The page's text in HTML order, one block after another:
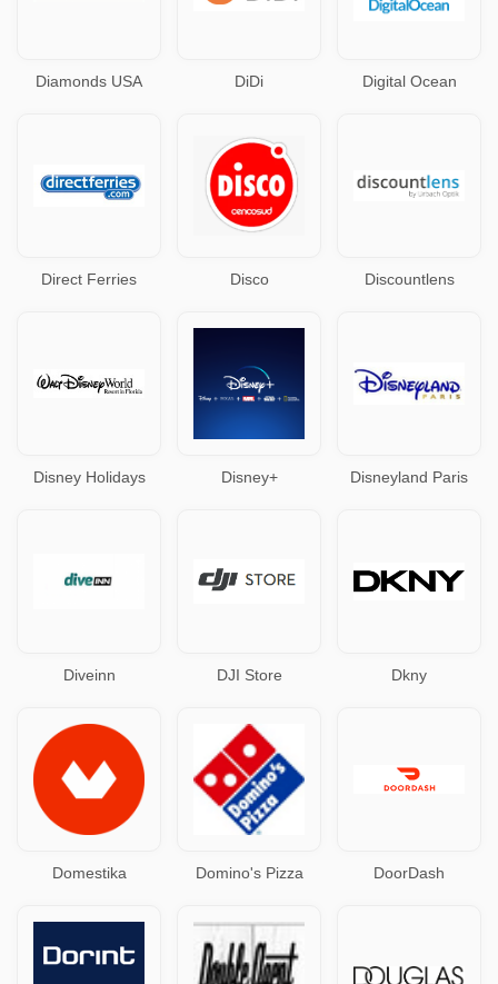
Diamonds USA DiDi Digital Ocean
Direct Ferries Disco Discountlens
Disney Holidays Disney+ Disneyland Paris
Diveinn DJI Store Dkny
Domestika Domino's Pizza DoorDash